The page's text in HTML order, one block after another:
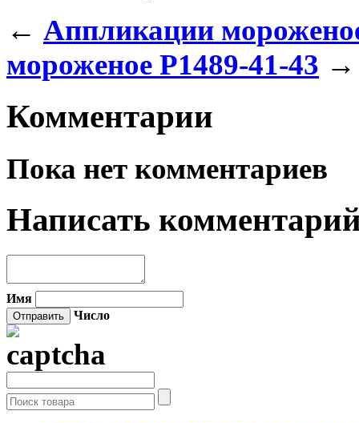
← Аппликации
мороженое P1489-41-43 →
Комментарии
Пока нет комментариев
Написать
Имя
Число